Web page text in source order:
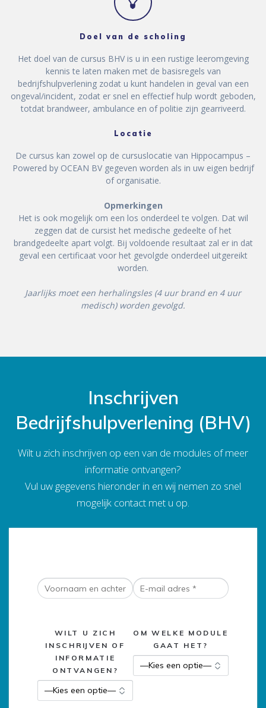
Doel van de scholing
Het doel van de cursus BHV is u in een rustige leeromgeving
kennis te laten maken met de basisregels van
bedrijfshulpverlening zodat u kunt handelen in geval van een
ongeval/incident, zodat er snel en effectief hulp wordt geboden,
totdat brandweer, ambulance en of politie zijn gearriveerd.
Locatie
De cursus kan zowel op de cursuslocatie van Hippocampus –
Powered by OCEAN BV gegeven worden als in uw eigen bedrijf
of organisatie.
Opmerkingen
Het is ook mogelijk om een los onderdeel te volgen. Dat wil
zeggen dat de cursist het medische gedeelte of het
brandgedeelte apart volgt. Bij voldoende resultaat zal er in dat
geval een certificaat voor het gevolgde onderdeel uitgereikt
worden.
Jaarlijks moet een herhalingsles (4 uur brand en 4 uur
medisch) worden gevolgd.
Inschrijven
Bedrijfshulpverlening (BHV)
Wilt u zich inschrijven op een van de modules of meer
informatie ontvangen?
Vul uw gegevens hieronder in en wij nemen zo snel
mogelijk contact met u op.
WILT U ZICH
INSCHRIJVEN OF
INFORMATIE
ONTVANGEN?
OM WELKE MODULE
GAAT HET?